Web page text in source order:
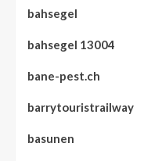
bahsegel
bahsegel 13004
bane-pest.ch
barrytouristrailway
basunen